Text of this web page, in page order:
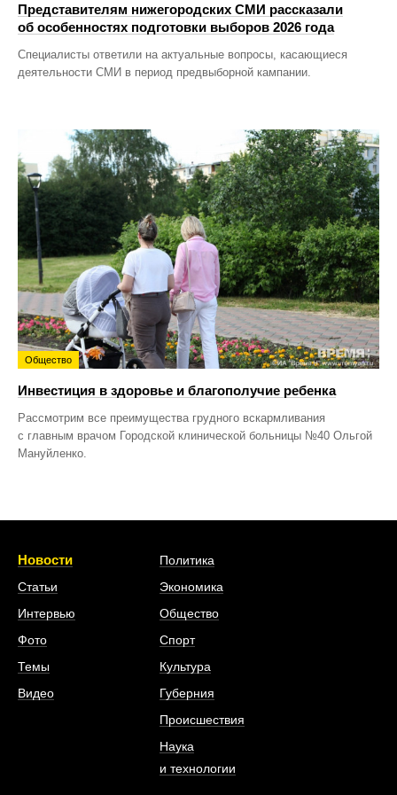
Представителям нижегородских СМИ рассказали
об особенностях подготовки выборов 2026 года
Специалисты ответили на актуальные вопросы, касающиеся
деятельности СМИ в период предвыборной кампании.
Общество
Инвестиция в здоровье и благополучие ребенка
Рассмотрим все преимущества грудного вскармливания
с главным врачом Городской клинической больницы №40 Ольгой
Мануйленко.
Новости
Статьи
Интервью
Фото
Темы
Видео
Политика
Экономика
Общество
Спорт
Культура
Губерния
Происшествия
Наука
и технологии